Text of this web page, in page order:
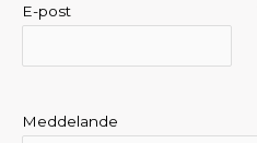
E-post
Meddelande